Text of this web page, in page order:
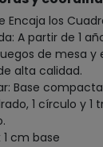
Encaja los
A partir de 1
de mesa y
alta calidad.
Base
1 círculo y 1
cm base